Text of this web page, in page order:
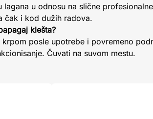
u odnosu na slične
čak i kod dužih radova.
klešta?
posle upotrebe i povremeno
Čuvati na suvom mestu.